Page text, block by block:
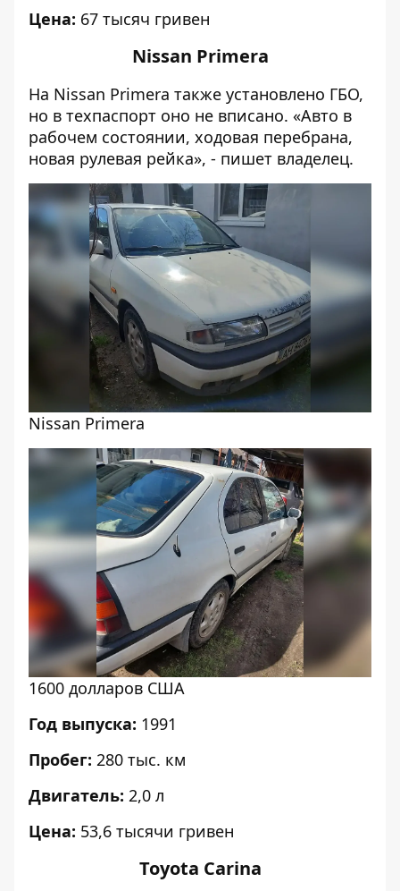
Цена: 67 тысяч гривен
Nissan Primera
На Nissan Primera также установлено ГБО,
но в техпаспорт оно не вписано. «Авто в
рабочем состоянии, ходовая перебрана,
новая рулевая рейка», - пишет владелец.
Nissan Primera
1600 долларов США
Год выпуска: 1991
Пробег: 280 тыс. км
Двигатель: 2,0 л
Цена: 53,6 тысячи гривен
Toyota Carina